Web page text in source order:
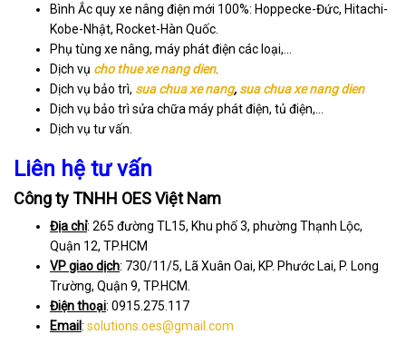
Bình Ắc quy xe nâng điện mới 100%: Hoppecke-Đức, Hitachi-
Kobe-Nhật, Rocket-Hàn Quốc.
Phụ tùng xe nâng, máy phát điện các loại,…
Dịch vụ cho thue xe nang dien.
Dịch vụ bảo trì, sua chua xe nang, sua chua xe nang dien
Dịch vụ bảo trì sửa chữa máy phát điện, tủ điện,…
Dịch vụ tư vấn.
Liên hệ tư vấn
Công ty TNHH OES Việt Nam
Địa chỉ: 265 đường TL15, Khu phố 3, phường Thạnh Lộc,
Quận 12, TP.HCM
VP giao dịch: 730/11/5, Lã Xuân Oai, KP. Phước Lai, P. Long
Trường, Quận 9, TP.HCM.
Điện thoại: 0915.275.117
Email: solutions.oes@gmail.com